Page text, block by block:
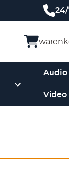
24/
Audio
Video